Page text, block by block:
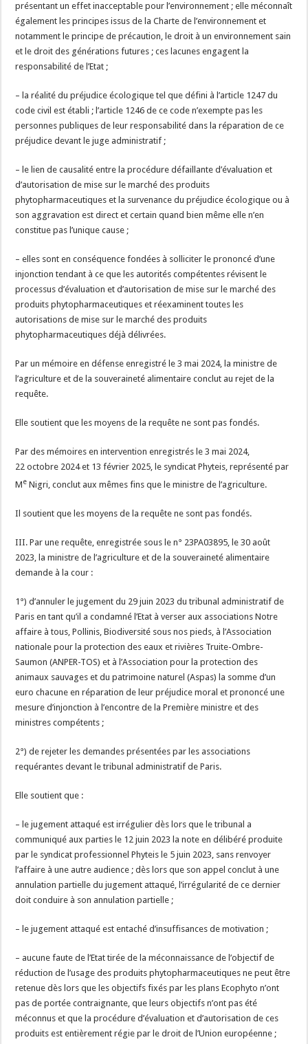
présentant un effet inacceptable pour l’environnement ; elle méconnaît
également les principes issus de la Charte de l’environnement et
notamment le principe de précaution, le droit à un environnement sain
et le droit des générations futures ; ces lacunes engagent la
responsabilité de l’Etat ;
– la réalité du préjudice écologique tel que défini à l’article 1247 du
code civil est établi ; l’article 1246 de ce code n’exempte pas les
personnes publiques de leur responsabilité dans la réparation de ce
préjudice devant le juge administratif ;
– le lien de causalité entre la procédure défaillante d’évaluation et
d’autorisation de mise sur le marché des produits
phytopharmaceutiques et la survenance du préjudice écologique ou à
son aggravation est direct et certain quand bien même elle n’en
constitue pas l’unique cause ;
– elles sont en conséquence fondées à solliciter le prononcé d’une
injonction tendant à ce que les autorités compétentes révisent le
processus d’évaluation et d’autorisation de mise sur le marché des
produits phytopharmaceutiques et réexaminent toutes les
autorisations de mise sur le marché des produits
phytopharmaceutiques déjà délivrées.
Par un mémoire en défense enregistré le 3 mai 2024, la ministre de
l’agriculture et de la souveraineté alimentaire conclut au rejet de la
requête.
Elle soutient que les moyens de la requête ne sont pas fondés.
Par des mémoires en intervention enregistrés le 3 mai 2024,
22 octobre 2024 et 13 février 2025, le syndicat Phyteis, représenté par
Me Nigri, conclut aux mêmes fins que le ministre de l’agriculture.
Il soutient que les moyens de la requête ne sont pas fondés.
III. Par une requête, enregistrée sous le n° 23PA03895, le 30 août
2023, la ministre de l’agriculture et de la souveraineté alimentaire
demande à la cour :
1°) d’annuler le jugement du 29 juin 2023 du tribunal administratif de
Paris en tant qu’il a condamné l’Etat à verser aux associations Notre
affaire à tous, Pollinis, Biodiversité sous nos pieds, à l’Association
nationale pour la protection des eaux et rivières Truite-Ombre-
Saumon (ANPER-TOS) et à l’Association pour la protection des
animaux sauvages et du patrimoine naturel (Aspas) la somme d’un
euro chacune en réparation de leur préjudice moral et prononcé une
mesure d’injonction à l’encontre de la Première ministre et des
ministres compétents ;
2°) de rejeter les demandes présentées par les associations
requérantes devant le tribunal administratif de Paris.
Elle soutient que :
– le jugement attaqué est irrégulier dès lors que le tribunal a
communiqué aux parties le 12 juin 2023 la note en délibéré produite
par le syndicat professionnel Phyteis le 5 juin 2023, sans renvoyer
l’affaire à une autre audience ; dès lors que son appel conclut à une
annulation partielle du jugement attaqué, l’irrégularité de ce dernier
doit conduire à son annulation partielle ;
– le jugement attaqué est entaché d’insuffisances de motivation ;
– aucune faute de l’Etat tirée de la méconnaissance de l’objectif de
réduction de l’usage des produits phytopharmaceutiques ne peut être
retenue dès lors que les objectifs fixés par les plans Ecophyto n’ont
pas de portée contraignante, que leurs objectifs n’ont pas été
méconnus et que la procédure d’évaluation et d’autorisation de ces
produits est entièrement régie par le droit de l’Union européenne ;